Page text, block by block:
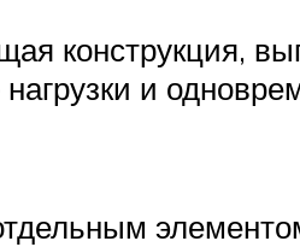
конструкция,
и